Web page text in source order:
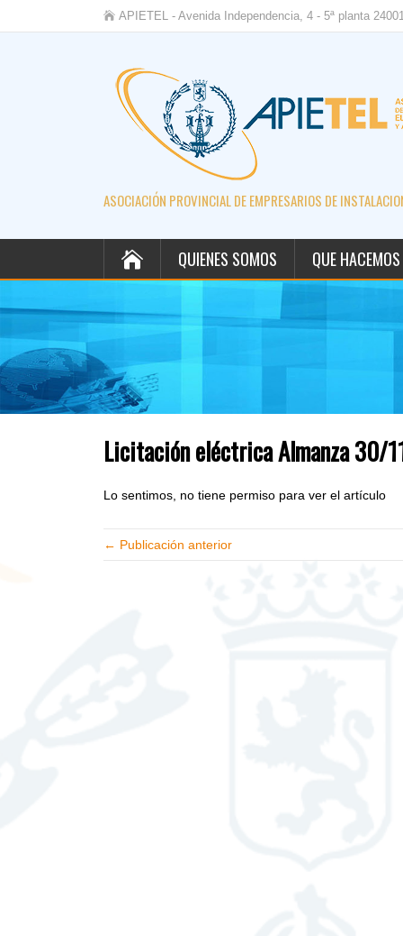
APIETEL - Avenida Independencia, 4 - 5ª planta
ASOCIACIÓN PROVINCIAL DE EMPRESARIOS DE
QUIENES SOMOS QUE HACEMOS
Licitación eléctrica Almanza 30/
Lo sentimos, no tiene permiso para ver el artículo
← Publicación anterior